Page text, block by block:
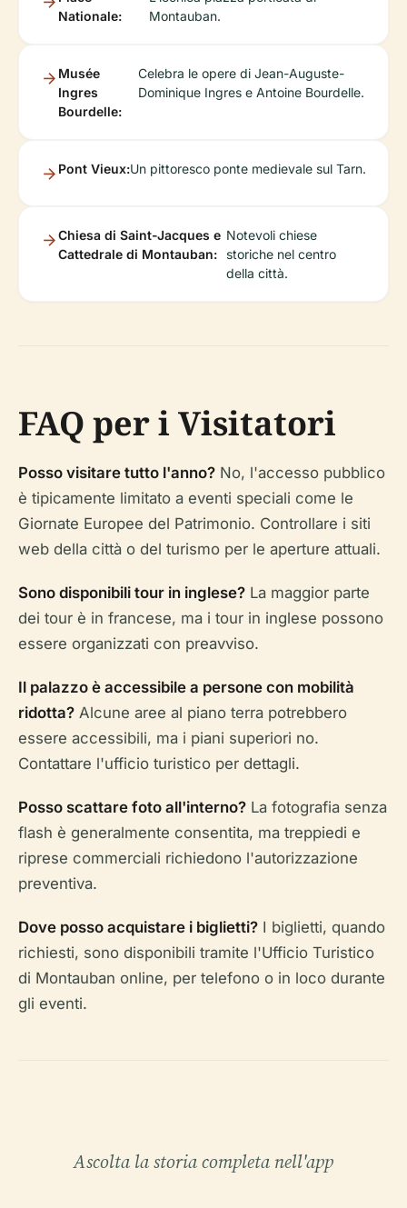
Nationale:
Montauban.
Musée
Ingres
Bourdelle:
Celebra le opere di Jean-Auguste-
Dominique Ingres e Antoine Bourdelle.
Pont Vieux:Un pittoresco ponte medievale sul Tarn.
Chiesa di Saint-Jacques e
Cattedrale di Montauban:
Notevoli chiese
storiche nel centro
della città.
FAQ per i Visitatori
Posso visitare tutto l'anno? No, l'accesso pubblico
è tipicamente limitato a eventi speciali come le
Giornate Europee del Patrimonio. Controllare i siti
web della città o del turismo per le aperture attuali.
Sono disponibili tour in inglese? La maggior parte
dei tour è in francese, ma i tour in inglese possono
essere organizzati con preavviso.
Il palazzo è accessibile a persone con mobilità
ridotta? Alcune aree al piano terra potrebbero
essere accessibili, ma i piani superiori no.
Contattare l'ufficio turistico per dettagli.
Posso scattare foto all'interno? La fotografia senza
flash è generalmente consentita, ma treppiedi e
riprese commerciali richiedono l'autorizzazione
preventiva.
Dove posso acquistare i biglietti? I biglietti, quando
richiesti, sono disponibili tramite l'Ufficio Turistico
di Montauban online, per telefono o in loco durante
gli eventi.
Ascolta la storia completa nell'app